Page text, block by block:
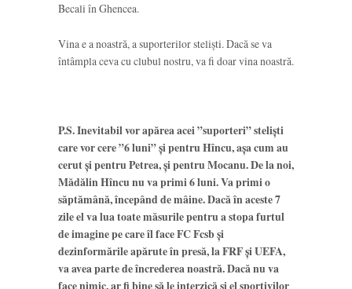
Becali în Ghencea.
Vina e a noastră, a suporterilor steliști. Dacă se va
întâmpla ceva cu clubul nostru, va fi doar vina noastră.
P.S. Inevitabil vor apărea acei ”suporteri” steliști
care vor cere ”6 luni” și pentru Hîncu, așa cum au
cerut și pentru Petrea, și pentru Mocanu. De la noi,
Mădălin Hîncu nu va primi 6 luni. Va primi o
săptămână, începând de mâine. Dacă în aceste 7
zile el va lua toate măsurile pentru a stopa furtul
de imagine pe care îl face FC Fcsb și
dezinformările apărute în presă, la FRF și UEFA,
va avea parte de încrederea noastră. Dacă nu va